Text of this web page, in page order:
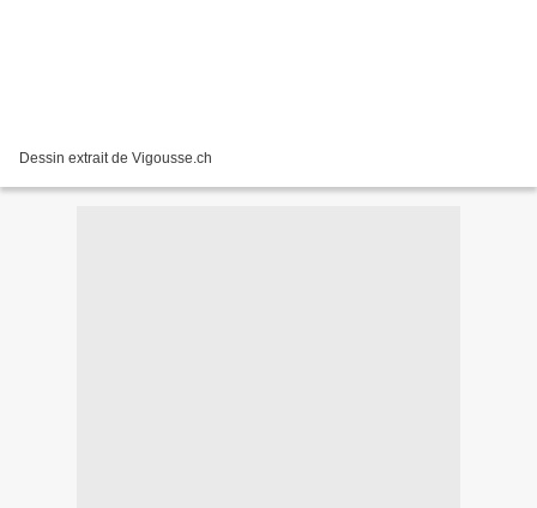
Dessin extrait de Vigousse.ch